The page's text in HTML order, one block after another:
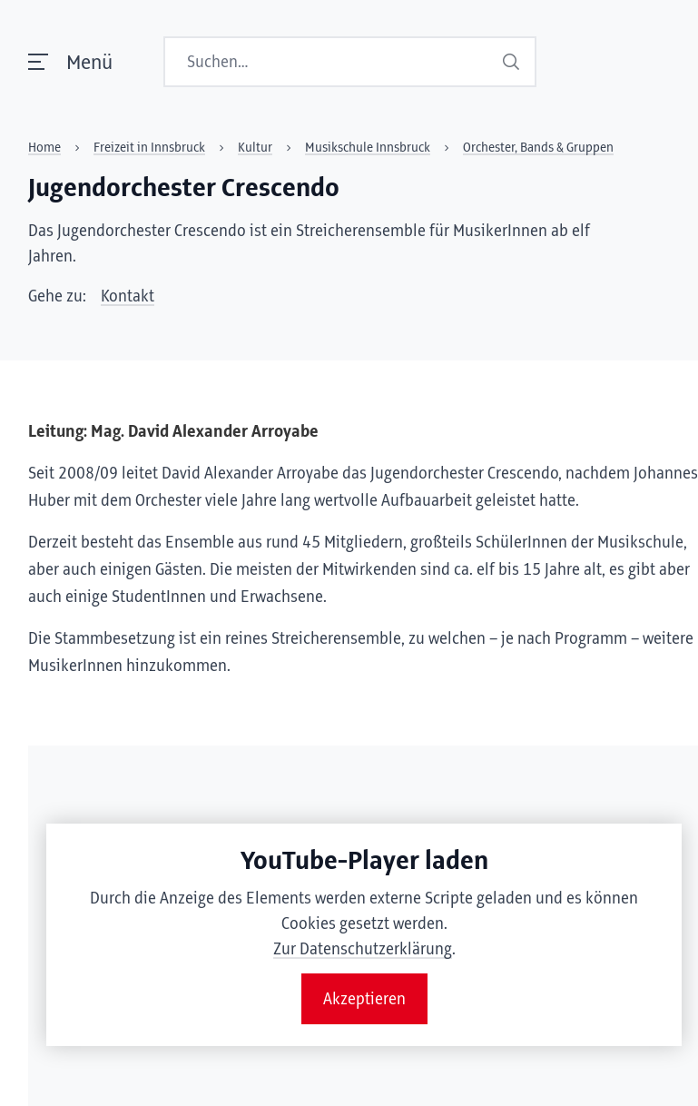
Menü Suchen
Home Freizeit in Innsbruck Kultur Musikschule Innsbruck Orchester, Bands & Gruppen
Jugendorchester Crescendo
Das Jugendorchester Crescendo ist ein Streicherensemble für MusikerInnen ab elf
Jahren.
Gehe zu: Kontakt
Leitung: Mag. David Alexander Arroyabe
Seit 2008/09 leitet David Alexander Arroyabe das Jugendorchester Crescendo, nachdem Johannes
Huber mit dem Orchester viele Jahre lang wertvolle Aufbauarbeit geleistet hatte.
Derzeit besteht das Ensemble aus rund 45 Mitgliedern, großteils SchülerInnen der Musikschule,
aber auch einigen Gästen. Die meisten der Mitwirkenden sind ca. elf bis 15 Jahre alt, es gibt aber
auch einige StudentInnen und Erwachsene.
Die Stammbesetzung ist ein reines Streicherensemble, zu welchen – je nach Programm – weitere
MusikerInnen hinzukommen.
YouTube-Player laden
Durch die Anzeige des Elements werden externe Scripte geladen und es können
Cookies gesetzt werden.
Zur Datenschutzerklärung.
Akzeptieren